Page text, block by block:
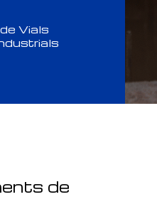
Vials
de